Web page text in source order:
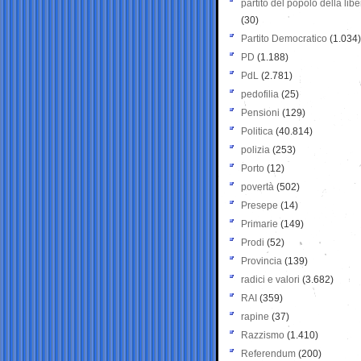
partito del popolo della
(30)
Partito Democratico (1.034)
PD (1.188)
PdL (2.781)
pedofilia (25)
Pensioni (129)
Politica (40.814)
polizia (253)
Porto (12)
povertà (502)
Presepe (14)
Primarie (149)
Prodi (52)
Provincia (139)
radici e valori (3.682)
RAI (359)
rapine (37)
Razzismo (1.410)
Referendum (200)